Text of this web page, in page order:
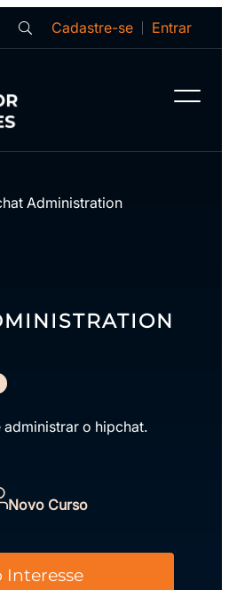
Cadastre-se Entrar
Administration
o hipchat.
Novo Curso
Interesse